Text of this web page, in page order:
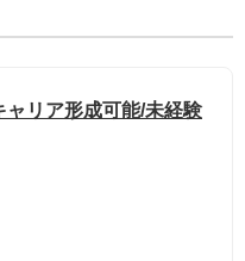
リア形成可能/未経験